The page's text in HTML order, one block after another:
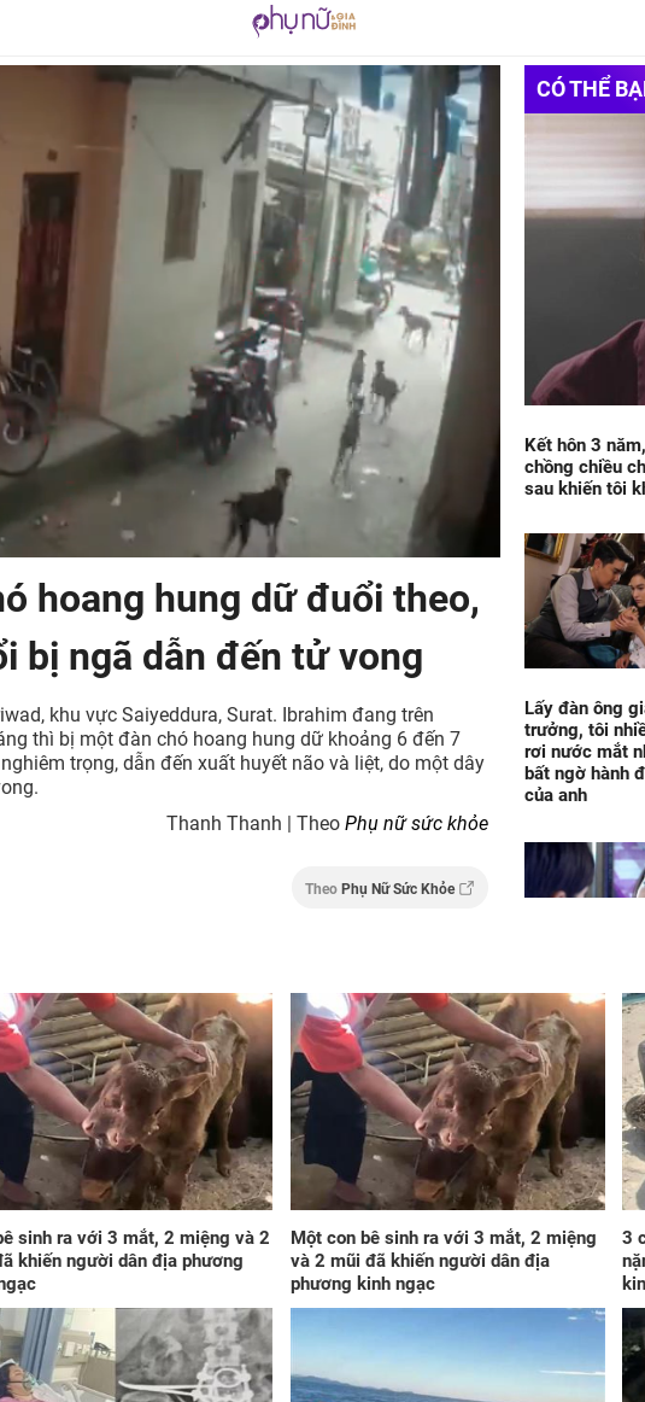
hoang hung dữ đuổi theo,
bị ngã dẫn đến tử vong
khu vực Saiyeddura, Surat. Ibrahim đang trên
thì bị một đàn chó hoang hung dữ khoảng 6 đến 7
trọng, dẫn đến xuất huyết não và liệt, do một dây
Thanh Thanh | TheoPhụ nữ sức khỏe
TheoPhụ Nữ Sức Khỏe
CÓ THỂ
Kết hôn 3
chồng chiều
sau khiến tôi
Lấy đàn ông
trưởng, tôi
rơi nước mắt
bất ngờ hành
của anh
Bị gia đình
chê, tôi bình
điện thoại gọi
xế lái xe xịn 7
mình tới
2 giờ sáng
nước chảy,
sinh ra với 3 mắt, 2 miệng và 2
khiến người dân địa phương
Một con bê sinh ra với 3 mắt, 2 miệng
và 2 mũi đã khiến người dân địa
phương kinh ngạc
3